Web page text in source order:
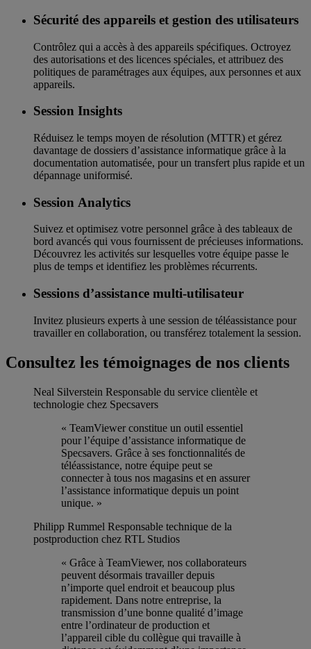
Sécurité des appareils et gestion des utilisateurs
Contrôlez qui a accès à des appareils spécifiques. Octroyez
des autorisations et des licences spéciales, et attribuez des
politiques de paramétrages aux équipes, aux personnes et aux
appareils.
Session Insights
Réduisez le temps moyen de résolution (MTTR) et gérez
davantage de dossiers d’assistance informatique grâce à la
documentation automatisée, pour un transfert plus rapide et un
dépannage uniformisé.
Session Analytics
Suivez et optimisez votre personnel grâce à des tableaux de
bord avancés qui vous fournissent de précieuses informations.
Découvrez les activités sur lesquelles votre équipe passe le
plus de temps et identifiez les problèmes récurrents.
Sessions d’assistance multi-utilisateur
Invitez plusieurs experts à une session de téléassistance pour
travailler en collaboration, ou transférez totalement la session.
Consultez les témoignages de nos clients
Neal Silverstein Responsable du service clientèle et
technologie chez Specsavers
« TeamViewer constitue un outil essentiel
pour l’équipe d’assistance informatique de
Specsavers. Grâce à ses fonctionnalités de
téléassistance, notre équipe peut se
connecter à tous nos magasins et en assurer
l’assistance informatique depuis un point
unique. »
Philipp Rummel Responsable technique de la
postproduction chez RTL Studios
« Grâce à TeamViewer, nos collaborateurs
peuvent désormais travailler depuis
n’importe quel endroit et beaucoup plus
rapidement. Dans notre entreprise, la
transmission d’une bonne qualité d’image
entre l’ordinateur de production et
l’appareil cible du collègue qui travaille à